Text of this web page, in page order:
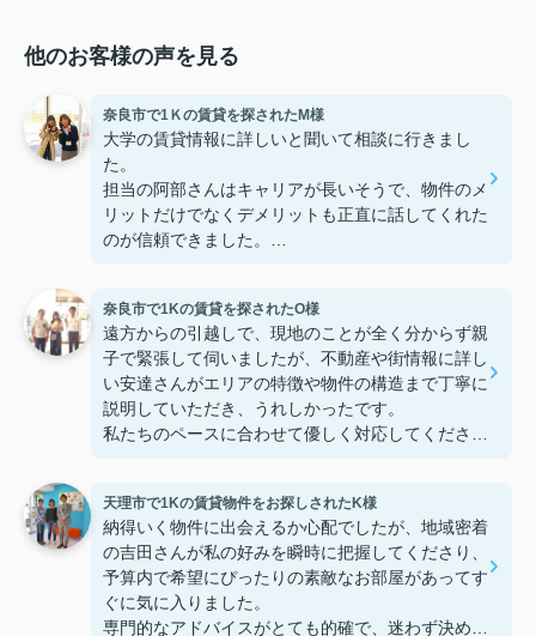
他のお客様の声を見る
奈良市で1Ｋの賃貸を探されたM様
大学の賃貸情報に詳しいと聞いて相談に行きまし
た。
担当の阿部さんはキャリアが長いそうで、物件のメ
リットだけでなくデメリットも正直に話してくれた
のが信頼できました。
す。
奈良市で1Kの賃貸を探されたO様
遠方からの引越しで、現地のことが全く分からず親
子で緊張して伺いましたが、不動産や街情報に詳し
い安達さんがエリアの特徴や物件の構造まで丁寧に
説明していただき、うれしかったです。
私たちのペースに合わせて優しく対応してくださっ
り、感謝しています。安達さん、ありがとうござい
ました！
天理市で1Kの賃貸物件をお探しされたK様
納得いく物件に出会えるか心配でしたが、地域密着
の吉田さんが私の好みを瞬時に把握してくださり、
予算内で希望にぴったりの素敵なお部屋があってす
ぐに気に入りました。
専門的なアドバイスがとても的確で、迷わず決める